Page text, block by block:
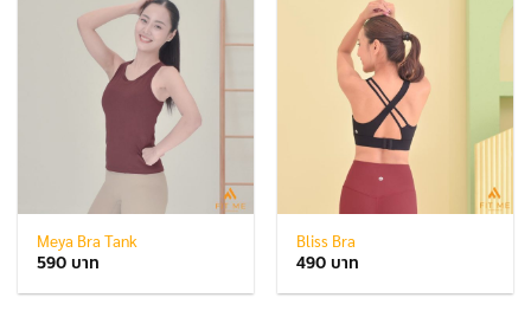
Meya Bra Tank
590
Bliss Bra
490